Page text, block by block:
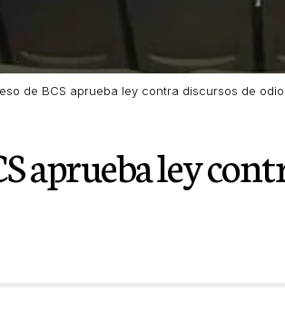
de BCS aprueba ley contra discursos de odio
aprueba ley